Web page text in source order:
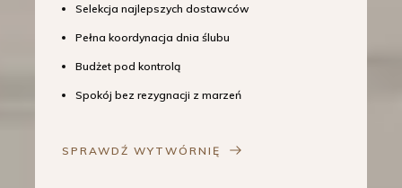
Selekcja najlepszych dostawców
Pełna koordynacja dnia ślubu
Budżet pod kontrolą
Spokój bez rezygnacji z marzeń
SPRAWDŹ WYTWÓRNIĘ